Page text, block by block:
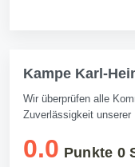
Kampe Karl-
Wir überprüfen alle
Zuverlässigkeit
0.0 Punkte 0